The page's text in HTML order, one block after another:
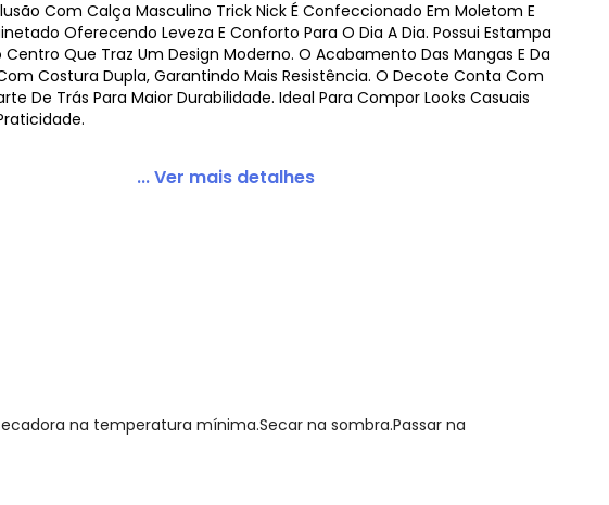
com Calça Felpado Bege
Com Calça Masculino Trick Nick É Confeccionado Em Moletom E
Oferecendo Leveza E Conforto Para O Dia A Dia. Possui Estampa
Centro Que Traz Um Design Moderno. O Acabamento Das Mangas E Da
Costura Dupla, Garantindo Mais Resistência. O Decote Conta Com
De Trás Para Maior Durabilidade. Ideal Para Compor Looks Casuais
... Ver mais detalhes
na temperatura mínima.Secar na sombra.Passar na